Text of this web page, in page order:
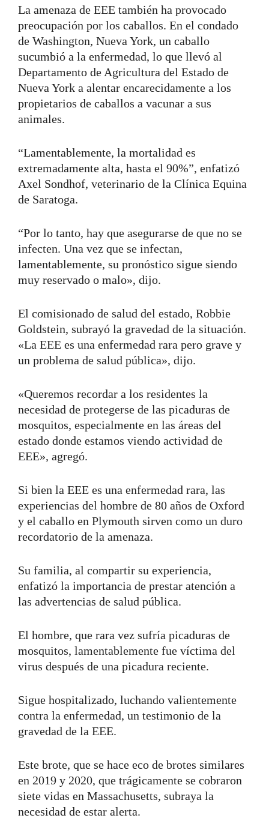
La amenaza de EEE también ha provocado
preocupación por los caballos. En el condado
de Washington, Nueva York, un caballo
sucumbió a la enfermedad, lo que llevó al
Departamento de Agricultura del Estado de
Nueva York a alentar encarecidamente a los
propietarios de caballos a vacunar a sus
animales.
“Lamentablemente, la mortalidad es
extremadamente alta, hasta el 90%”, enfatizó
Axel Sondhof, veterinario de la Clínica Equina
de Saratoga.
“Por lo tanto, hay que asegurarse de que no se
infecten. Una vez que se infectan,
lamentablemente, su pronóstico sigue siendo
muy reservado o malo», dijo.
El comisionado de salud del estado, Robbie
Goldstein, subrayó la gravedad de la situación.
«La EEE es una enfermedad rara pero grave y
un problema de salud pública», dijo.
«Queremos recordar a los residentes la
necesidad de protegerse de las picaduras de
mosquitos, especialmente en las áreas del
estado donde estamos viendo actividad de
EEE», agregó.
Si bien la EEE es una enfermedad rara, las
experiencias del hombre de 80 años de Oxford
y el caballo en Plymouth sirven como un duro
recordatorio de la amenaza.
Su familia, al compartir su experiencia,
enfatizó la importancia de prestar atención a
las advertencias de salud pública.
El hombre, que rara vez sufría picaduras de
mosquitos, lamentablemente fue víctima del
virus después de una picadura reciente.
Sigue hospitalizado, luchando valientemente
contra la enfermedad, un testimonio de la
gravedad de la EEE.
Este brote, que se hace eco de brotes similares
en 2019 y 2020, que trágicamente se cobraron
siete vidas en Massachusetts, subraya la
necesidad de estar alerta.